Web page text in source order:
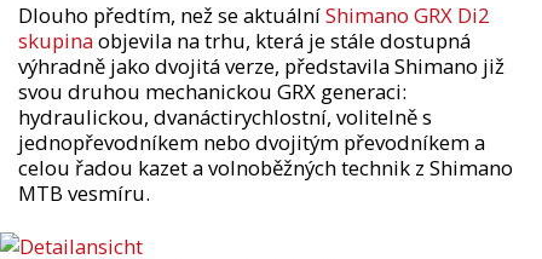
Dlouho předtím, než se aktuálníShimano GRX Di2
skupinaobjevila na trhu, která je stále dostupná
výhradně jako dvojitá verze, představila Shimano již
svou druhou mechanickou GRX generaci:
hydraulickou, dvanáctirychlostní, volitelně s
jednopřevodníkem nebo dvojitým převodníkem a
celou řadou kazet a volnoběžných technik z Shimano
MTB vesmíru.